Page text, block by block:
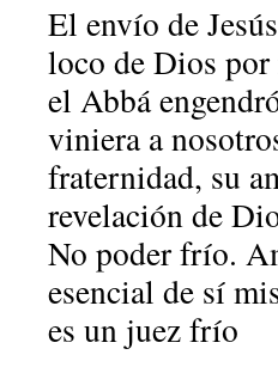
El envío de
loco de Dios por
el Abbá
viniera a
fraternidad, su
revelación de
No poder frío.
esencial de sí
es un juez frío